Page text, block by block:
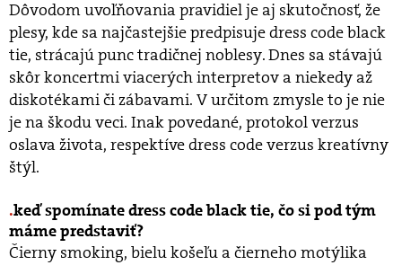
Dôvodom uvoľňovania pravidiel je aj skutočnosť, že
plesy, kde sa najčastejšie predpisuje dress code black
tie, strácajú punc tradičnej noblesy. Dnes sa stávajú
skôr koncertmi viacerých interpretov a niekedy až
diskotékami či zábavami. V určitom zmysle to je nie
je na škodu veci. Inak povedané, protokol verzus
oslava života, respektíve dress code verzus kreatívny
štýl.
keď spomínate dress code black tie, čo si pod tým
máme predstaviť?
Čierny smoking, bielu košeľu a čierneho motýlika